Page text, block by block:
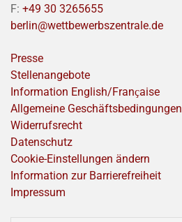
F: +49 30 3265655
berlin@wettbewerbszentrale.de
Presse
Stellenangebote
Information English/Franҫaise
Allgemeine Geschäftsbedingungen
Widerrufsrecht
Datenschutz
Cookie-Einstellungen ändern
Information zur Barrierefreiheit
Impressum